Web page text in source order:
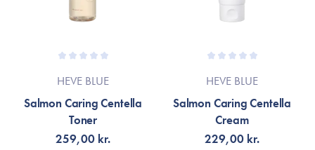
HEVE BLUE
Salmon Caring Centella
Toner
259,00 kr.
HEVE BLUE
Salmon Caring Centella
Cream
229,00 kr.